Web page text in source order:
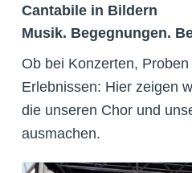
Cantabile in Bildern
Musik. Begegnungen.
Ob bei Konzerten,
Erlebnissen: Hier zeigen
die unseren Chor und
ausmachen.